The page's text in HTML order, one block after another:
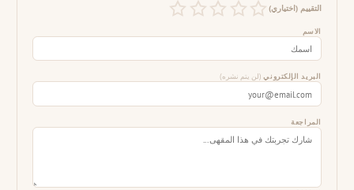
التقييم (اختياري)
الاسم
البريد الإلكتروني (لن يتم نشره)
المراجعة